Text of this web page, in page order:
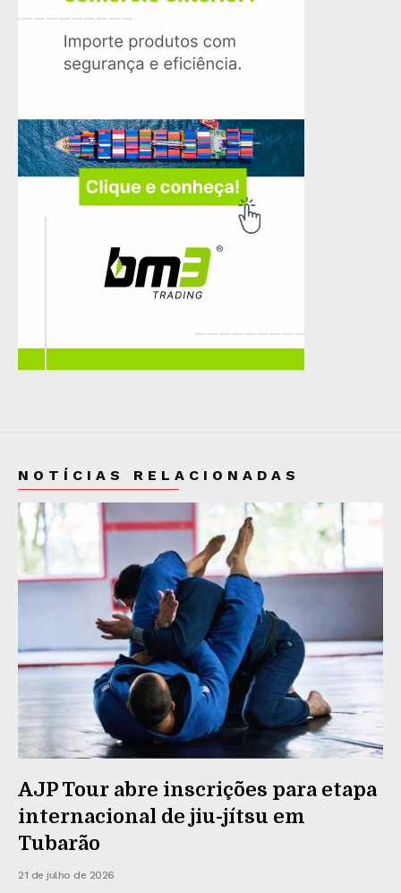
NOTÍCIAS RELACIONADAS
AJP Tour abre inscrições para etapa
internacional de jiu-jítsu em
Tubarão
21 de julho de 2026